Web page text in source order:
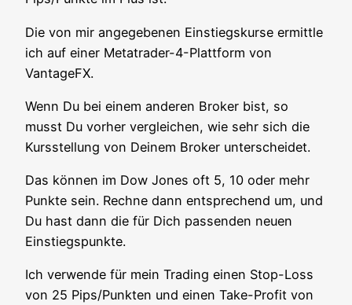
Die von mir ange­ge­be­nen Ein­stiegs­kur­se ermitt­le
ich auf einer Metat­rader-4-Platt­form von
VantageFX.
Wenn Du bei einem ande­ren Bro­ker bist, so
musst Du vor­her ver­glei­chen, wie sehr sich die
Kurs­stel­lung von Dei­nem Bro­ker unterscheidet.
Das kön­nen im Dow Jones oft 5, 10 oder mehr
Punk­te sein. Rech­ne dann ent­spre­chend um, und
Du hast dann die für Dich pas­sen­den neu­en
Einstiegspunkte.
Ich ver­wen­de für mein Tra­ding einen Stop-Loss
von 25 Pips/Punkten und einen Take-Pro­fit von